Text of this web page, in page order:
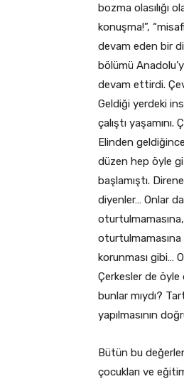
bozma olasılığı
konuşma!”,
devam eden bir
bölümü
devam ettirdi.
Geldiği yerdeki
çalıştı
Elinden
düzen hep öyle
başlamıştı.
diyenler… Onlar
oturtulmamasına
korunması gibi…
Çerkesler de öyle
bunlar mıydı?
yapılmasının
Bütün bu
çocukları ve